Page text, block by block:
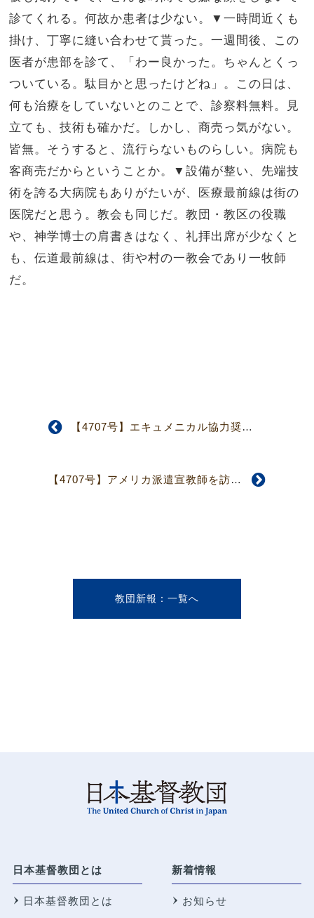
診てくれる。何故か患者は少ない。▼一時間近くも
掛け、丁寧に縫い合わせて貰った。一週間後、この
医者が患部を診て、「わー良かった。ちゃんとくっ
ついている。駄目かと思ったけどね」。この日は、
何も治療をしていないとのことで、診察料無料。見
立ても、技術も確かだ。しかし、商売っ気がない。
皆無。そうすると、流行らないものらしい。病院も
客商売だからということか。▼設備が整い、先端技
術を誇る大病院もありがたいが、医療最前線は街の
医院だと思う。教会も同じだ。教団・教区の役職
や、神学博士の肩書きはなく、礼拝出席が少なくと
も、伝道最前線は、街や村の一教会であり一牧師
だ。
【4707号】エキュメニカル協力奨学金、奨学生2名選考 第2回国際関係委員会
【4707号】アメリカ派遣宣教師を訪問 第5回世界宣教委員会
教団新報
日本基督教団とは
日本基督教団とは
新着情報
お知らせ